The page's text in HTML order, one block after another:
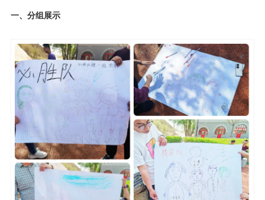
一、分组展示